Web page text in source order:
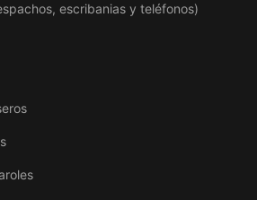
escribanias y teléfonos)